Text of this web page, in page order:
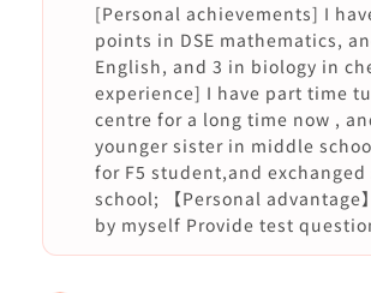
[Personal achievements] I
points in DSE mathematics,
English, and 3 in biology in
experience] I have part time
centre for a long time now ,
younger sister in middle
for F5 student,and
school; 【Personal
by myself Provide test